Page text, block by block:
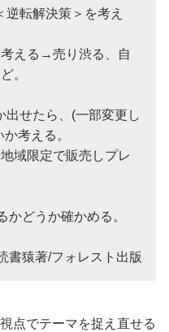
転解決策＞を考え
える→売り渋る、自
。
出せたら、(一部変更し
考える。
域限定で販売しプレ
かどうか確かめる。
書猿著/フォレスト出版
点でテーマを捉え直せる